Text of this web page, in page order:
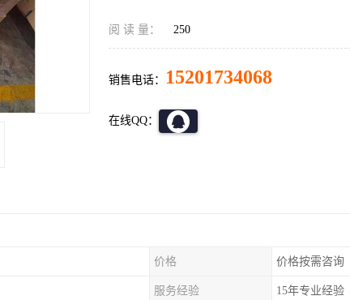
阅 读 量： 250
销售电话： 15201734068
在线QQ：
价格 价格按需咨询
服务经验 15年专业经验